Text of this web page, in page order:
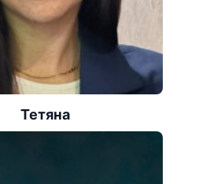
Тетяна